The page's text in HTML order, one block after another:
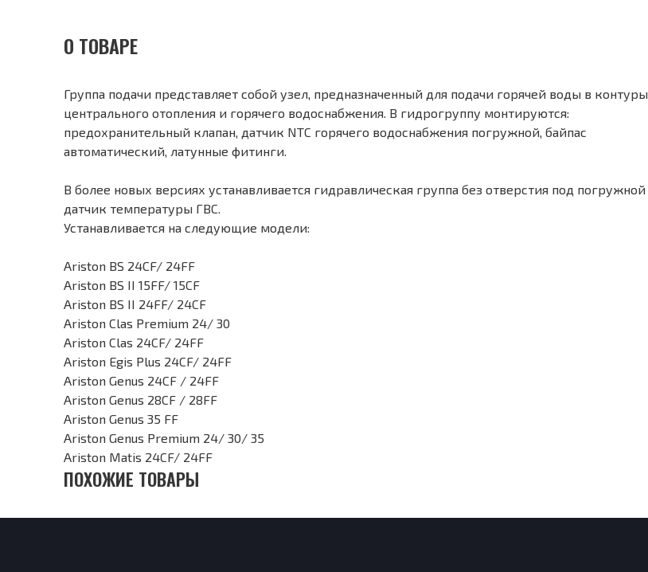
О ТОВАРЕ
Группа подачи представляет собой узел, предназначенный для подачи горячей воды в контуры
центрального отопления и горячего водоснабжения. В гидрогруппу монтируются:
предохранительный клапан, датчик NTC горячего водоснабжения погружной, байпас
автоматический, латунные фитинги.
В более новых версиях устанавливается гидравлическая группа без отверстия под погружной
датчик температуры ГВС.
Устанавливается на следующие модели:
Ariston BS 24CF/ 24FF
Ariston BS II 15FF/ 15CF
Ariston BS II 24FF/ 24CF
Ariston Clas Premium 24/ 30
Ariston Clas 24CF/ 24FF
Ariston Egis Plus 24CF/ 24FF
Ariston Genus 24CF / 24FF
Ariston Genus 28CF / 28FF
Ariston Genus 35 FF
Ariston Genus Premium 24/ 30/ 35
Ariston Matis 24CF/ 24FF
ПОХОЖИЕ ТОВАРЫ